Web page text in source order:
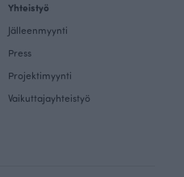
Yhteistyö
Jälleenmyynti
Press
Projektimyynti
Vaikuttajayhteistyö